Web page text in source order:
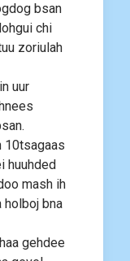
bsan
chi
zoriulah
uur
10tsagaas
huuhded
mash ih
holboj bna
gehdee